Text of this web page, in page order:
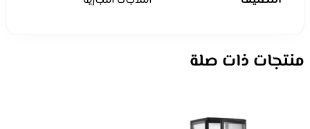
منتجات ذات صلة